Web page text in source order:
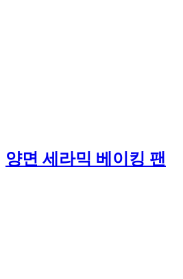
양면 세라믹 베이킹 팬